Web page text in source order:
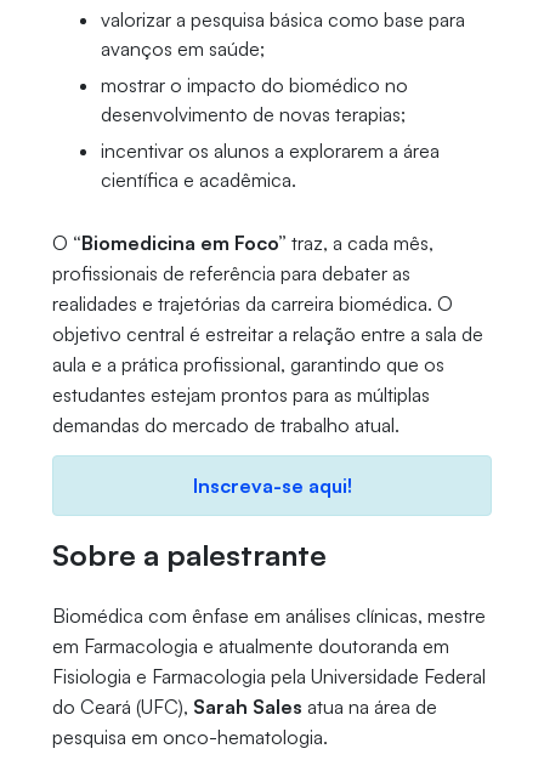
valorizar a pesquisa básica como base para
avanços em saúde;
mostrar o impacto do biomédico no
desenvolvimento de novas terapias;
incentivar os alunos a explorarem a área
científica e acadêmica.
O “Biomedicina em Foco” traz, a cada mês,
profissionais de referência para debater as
realidades e trajetórias da carreira biomédica. O
objetivo central é estreitar a relação entre a sala de
aula e a prática profissional, garantindo que os
estudantes estejam prontos para as múltiplas
demandas do mercado de trabalho atual.
Inscreva-se aqui!
Sobre a palestrante
Biomédica com ênfase em análises clínicas, mestre
em Farmacologia e atualmente doutoranda em
Fisiologia e Farmacologia pela Universidade Federal
do Ceará (UFC), Sarah Sales atua na área de
pesquisa em onco-hematologia.